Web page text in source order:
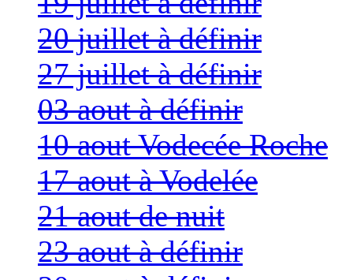
20 juillet à définir
27 juillet à définir
03 aout à définir
10 aout Vodecée Roche
17 aout à Vodelée
21 aout de nuit
23 aout à définir